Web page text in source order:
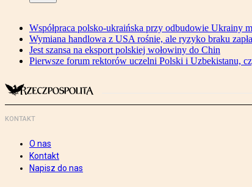
Współpraca polsko-ukraińska przy odbudowie Ukrainy
Wymiana handlowa z USA rośnie, ale ryzyko braku
Jest szansa na eksport polskiej wołowiny do Chin
Pierwsze forum rektorów uczelni Polski i Uzbekistanu,
KONTAKT
O nas
Kontakt
Napisz do nas